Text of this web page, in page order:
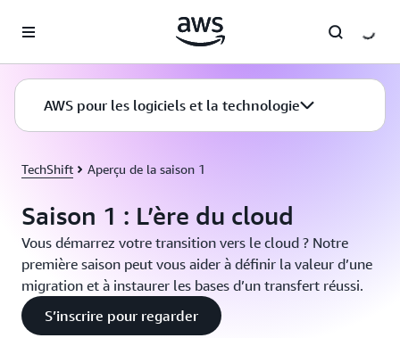
AWS pour les logiciels et la technologie
TechShift Aperçu de la saison 1
Saison 1 : L’ère du cloud
Vous démarrez votre transition vers le cloud ? Notre
première saison peut vous aider à définir la valeur d’une
migration et à instaurer les bases d’un transfert réussi.
S’inscrire pour regarder